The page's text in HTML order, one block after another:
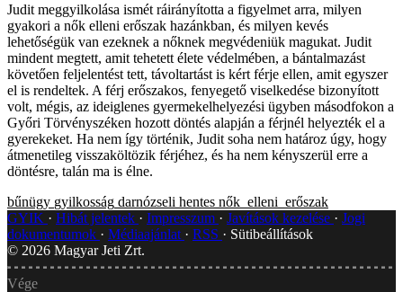
Judit meggyilkolása ismét ráirányította a figyelmet arra, milyen
gyakori a nők elleni erőszak hazánkban, és milyen kevés
lehetőségük van ezeknek a nőknek megvédeniük magukat. Judit
mindent megtett, amit tehetett élete védelmében, a bántalmazást
követően feljelentést tett, távoltartást is kért férje ellen, amit egyszer
el is rendeltek. A férj erőszakos, fenyegető viselkedése bizonyított
volt, mégis, az ideiglenes gyermekelhelyezési ügyben másodfokon a
Győri Törvényszéken hozott döntés alapján a férjnél helyezték el a
gyerekeket. Ha nem így történik, Judit soha nem határoz úgy, hogy
átmenetileg visszaköltözik férjéhez, és ha nem kényszerül erre a
döntésre, talán ma is élne.
bűnügy gyilkosság darnózseli hentes nők_elleni_erőszak
GYIK
Hibát jelentek Impresszum Javítások kezelése
Jogi
dokumentumok
Médiaajánlat RSS
Sütibeállítások
© 2026 Magyar Jeti Zrt.
Vége